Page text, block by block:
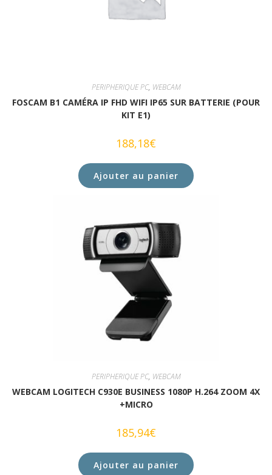
PERIPHERIQUE PC, WEBCAM
FOSCAM B1 CAMÉRA IP FHD WIFI IP65 SUR BATTERIE (POUR
KIT E1)
188,18€
Ajouter au panier
PERIPHERIQUE PC, WEBCAM
WEBCAM LOGITECH C930E BUSINESS 1080P H.264 ZOOM 4X
+MICRO
185,94€
Ajouter au panier